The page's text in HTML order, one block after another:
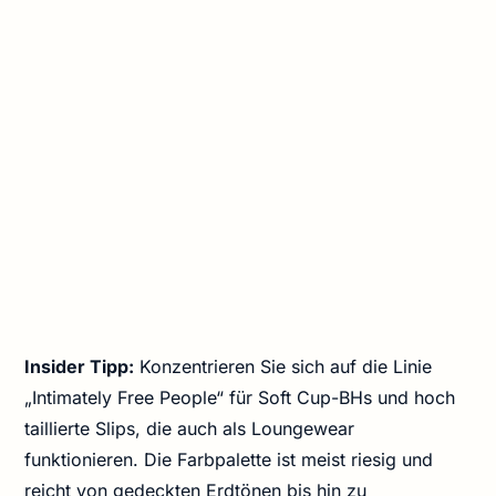
Insider Tipp: Konzentrieren Sie sich auf die Linie
„Intimately Free People“ für Soft Cup-BHs und hoch
taillierte Slips, die auch als Loungewear
funktionieren. Die Farbpalette ist meist riesig und
reicht von gedeckten Erdtönen bis hin zu